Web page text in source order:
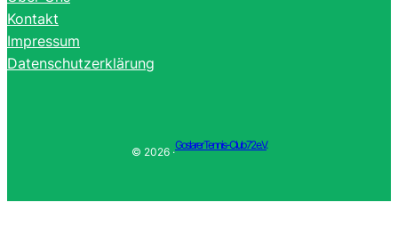
Kontakt
Impressum
Datenschutzerklärung
© 2026 ·
Goslarer Tennis-Club 72 e.V.